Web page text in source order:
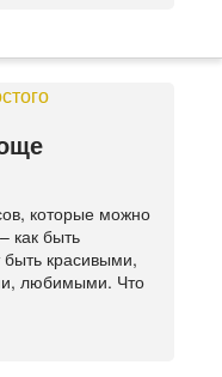
которые можно
как быть
красивыми,
любимыми. Что